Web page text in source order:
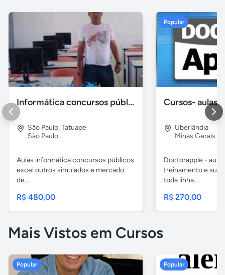
Informática concursos públicos processo seletivo
São Paulo,Tatuape
São Paulo
Aulas informática concursos públicos
excel outros simulados e mercado
de...
R$ 480,00
Popular
Uberlândia
Minas Gerais
Doctorapple -
treinamento e
toda linha...
R$ 270,00
Mais Vistos em Cursos
Popular Popular